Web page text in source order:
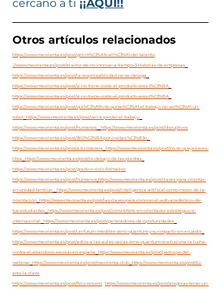
cercano a ti ¡¡AQUI!!
Otros artículos relacionados
https://www.meorienta.es/post/grit-m%C3%A1s-all%C3%A1-del-talento;
://www.meorienta.es/post/el-error-de-no-innovar-a-tiempo-3-historias-de-empresas
https://www.meorienta.es/post/la-responsabilidad-no-se-delega
https://www.meorienta.es/post/si-no-tiene-coste-el-producto-eres-t%C3%BA
https://www.meorienta.es/post/si-no-tiene-coste-el-producto-eres-t%C3%BA
https://www.meorienta.es/post/qui%C3%A9n-te-quitar%C3%A1-el-trabajo-no-ser%C3%A1-un-
robot https://www.meorienta.es/post/van-a-perder-el-trabajo
https://www.meorienta.es/post/humanos
https://www.meorienta.es/post/disruptivos
https://www.meorienta.es/post/360%C2%BA-por-invitaci%C3%B3n
https://www.meorienta.es/post/a-tu-manera
https://www.meorienta.es/post/no-te-quejes-eres-
libre https://www.meorienta.es/post/ni-debajo-de-las-piedras
https://www.meorienta.es/post/grado-o-ciclo-formativo
https://www.meorienta.es/post/humanos https://www.meorienta.es/post/claves-para-orientar-
en-unidad-familiar
https://www.meorienta.es/post/inteligencia-artificial-como-motor-de-la-
orientación https://www.meorienta.es/post/las-claves-para-conocer-el-adn-académico-de-
tus-estudiantes https://www.meorienta.es/post/conviértete-en-orientador-estratégico-e-
internacional
https://www.meorienta.es/post/generadores-de-oportunidades
https://www.meorienta.es/post/un-futuro-medible-zeno-quantum-y-su-impacto-en-ecuador
https://www.meorienta.es/post/adiós-a-las-aulas-vacías-zeno-quantum-revoluciona-la-lucha-
contra-el-abandono-escolar-en-españa
https://www.meorienta.es/post/participa-del-
webinar https://www.meorienta.es/post/meorienta-club https://www.meorienta.es/post/tú-
eres-la-clave
https://www.meorienta.es/post/feliz-retorno https://www.meorienta.es/post/elegirías-tener-un-